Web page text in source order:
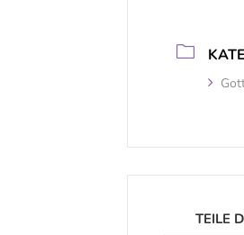
TEILE